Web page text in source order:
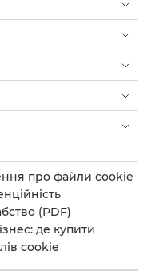
про файли cookie
(PDF)
де купити
cookie